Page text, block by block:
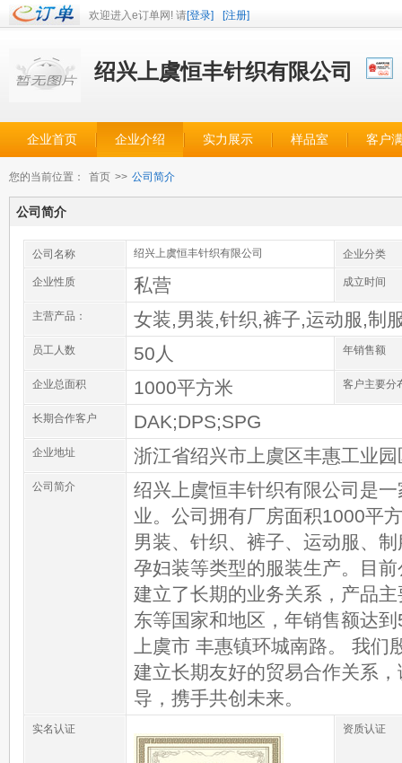
欢迎进入e订单网! 请[登录] [注册]
绍兴上虞恒丰针织有限公司
企业首页 企业介绍 实力展示 样品室 客户
您的当前位置： 首页 >> 公司简介
公司简介
公司名称 绍兴上虞恒丰针织有限公司 企业分类
企业性质 私营 成立时间
主营产品： 女装,男装,针织,裤子,运动服,制
员工人数 50人 年销售额
企业总面积 1000平方米 客户主要分
长期合作客户 DAK;DPS;SPG
企业地址 浙江省绍兴市上虞区丰惠工业园
公司简介
绍兴上虞恒丰针织有限公司是
业。公司拥有厂房面积1000平
男装、针织、裤子、运动服、
孕妇装等类型的服装生产。目
建立了长期的业务关系，产品
东等国家和地区，年销售额达
上虞市 丰惠镇环城南路。 我
建立长期友好的贸易合作关系
导，携手共创未来。
实名认证 资质认证